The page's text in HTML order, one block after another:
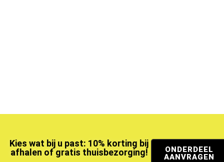
Kies wat bij u past: 10% korting bij
afhalen of gratis thuisbezorging!
ONDERDEEL
AANVRAGEN